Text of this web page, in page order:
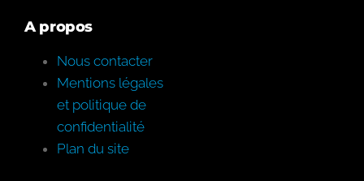
A propos
Nous contacter
Mentions légales
et politique de
confidentialité
Plan du site